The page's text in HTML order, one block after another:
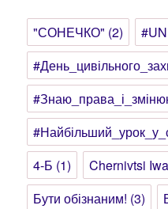
"СОНЕЧКО" (2)
4-Б (1) Chernivtsi
Бути обізнаним! (3)